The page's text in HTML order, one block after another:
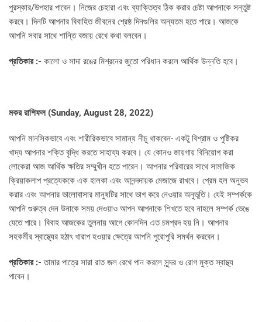
পুরস্কার/উপহার পাবেন। নিজের চেহারা এবং ব্যাক্তিত্ব ঠিক করার চেষ্টা আপনাকে সন্তুষ্ট
করবে। দিনটি আপনার বিবাহিত জীবনের শ্রেষ্ঠ দিনগুলির অন্যতম হতে পারে। আজকে
আপনি সবার সাথে শান্তি বজায় রেখে কথা বলবেন।
প্রতিকার :- কালো ও সাদা রঙের মিশ্রনের জুতো পরিধান করলে আর্থিক উন্নতি হবে।
মকর রাশিফল (Sunday, August 28, 2022)
আপনি মানসিকভাবে এবং শারীরিকভাবে সামান্য নীচু থাকবেন- একটু বিশ্রাম ও পুষ্টিকর
খাদ্য আপনার শক্তি বৃদ্ধি করতে সাহায্য করবে। যে কোনও জায়গায় বিনিয়োগ করা
লোকেরা আজ আর্থিক ক্ষতির সম্মুখীন হতে পারেন। আপনার পরিবারের সাথে সামাজিক
ক্রিয়াকলাপ প্রত্যেককে এক হালকা এবং আনন্দদায়ক মেজাজে রাখবে। প্রেম হল অনুভব
করার এবং আপনার ভালোবাসার মানুষটির সাথে ভাগ করে নেওয়ার অনুভূতি। যেই সম্পর্ককে
আপনি গুরুত্ব দেন উনাকে সময় দেওয়াও আপন আপনাকে শিখতে হবে নাহলে সম্পর্ক ভেঙে
যেতে পারে। বিবাহ আজকের তুলনায় আগে কোনদিন এত চমপ্রদ হয় নি। আপনার
সহকর্মীর স্বাস্থ্যের হঠাৎ খারাপ হওয়ার ক্ষেত্রে আপনি পুরোপুরি সমর্থন করবেন।
প্রতিকার :- তামার পাত্রে সারা রাত জল রেখে পান করলে সুন্দর ও রোগ মুক্ত স্বাস্থ্য
পাবেন।